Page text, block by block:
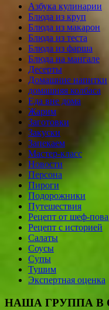
Азбука кулинарии
Блюда из круп
Блюда из макарон
Блюда из теста
Блюда из фарша
Блюда на мангале
Десерты
Домашние напитки
домашняя колбаса
Еда вне дома
Жарим
Заготовки
Закуски
Запекаем
Мастер-класс
Новости
Персона
Пироги
Подорожники
Путешествия
Рецепт от шеф-
Рецепт с историей
Салаты
Соусы
Супы
Тушим
Экспертная оценка
НАША ГРУППА В